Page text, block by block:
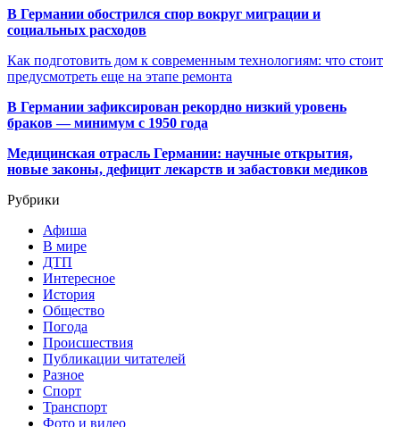
В Германии обострился спор вокруг миграции и
социальных расходов
Как подготовить дом к современным технологиям: что стоит
предусмотреть еще на этапе ремонта
В Германии зафиксирован рекордно низкий уровень
браков — минимум с 1950 года
Медицинская отрасль Германии: научные открытия,
новые законы, дефицит лекарств и забастовки медиков
Рубрики
Афиша
В мире
ДТП
Интересное
История
Общество
Погода
Происшествия
Публикации читателей
Разное
Спорт
Транспорт
Фото и видео